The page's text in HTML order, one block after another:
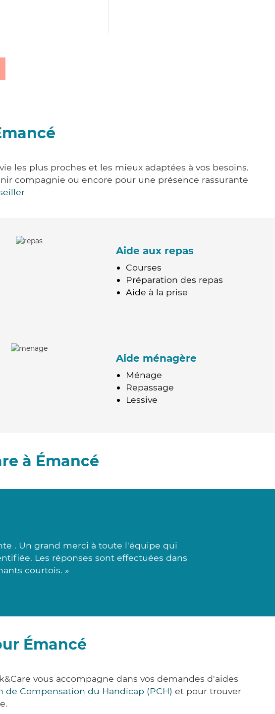
les plus proches et les mieux adaptées à vos besoins.
compagnie ou encore pour une présence rassurante
Aide aux repas
Courses
Préparation des repas
Aide à la prise
Aide ménagère
Ménage
Repassage
Lessive
à Émancé
. Un grand merci à toute l'équipe qui
Les réponses sont effectuées dans
courtois. »
Émancé
vous accompagne dans vos demandes d'aides
de Compensation du Handicap (PCH) et pour trouver